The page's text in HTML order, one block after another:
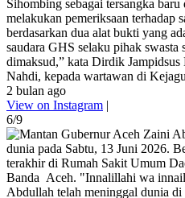
Sihombing sebagai tersangka baru
melakukan pemeriksaan terhadap
berdasarkan dua alat bukti yang
saudara GHS selaku pihak swasta
dimaksud,” kata Dirdik
Nahdi, kepada wartawan di
2 bulan ago
View on Instagram |
6/9